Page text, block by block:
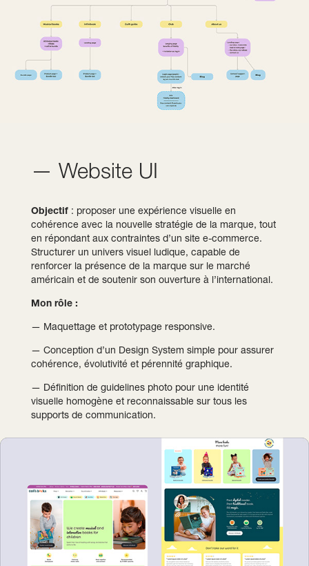
— Website UI
Objectif: proposer une expérience visuelle en
cohérence avec la nouvelle stratégie de la marque, tout
en répondant aux contraintes d’un site e-commerce.
Structurer un univers visuel ludique, capable de
renforcer la présence de la marque sur le marché
américain et de soutenir son ouverture à l’international.
Mon rôle :
— Maquettage et prototypage responsive.
— Conception d’un Design System simple pour assurer
cohérence, évolutivité et pérennité graphique.
— Définition de guidelines photo pour une identité
visuelle homogène et reconnaissable sur tous les
supports de communication.